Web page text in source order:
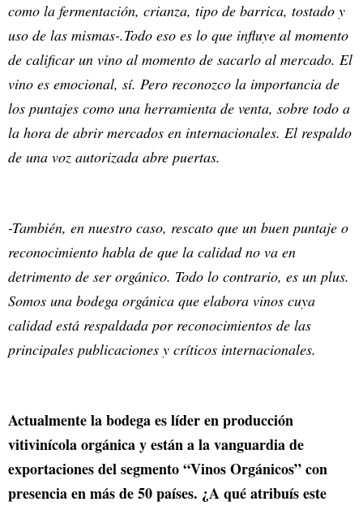
como la fermentación, crianza, tipo de barrica, tostado y
uso de las mismas-.Todo eso es lo que influye al momento
de calificar un vino al momento de sacarlo al mercado. El
vino es emocional, sí. Pero reconozco la importancia de
los puntajes como una herramienta de venta, sobre todo a
la hora de abrir mercados en internacionales. El respaldo
de una voz autorizada abre puertas.
-También, en nuestro caso, rescato que un buen puntaje o
reconocimiento habla de que la calidad no va en
detrimento de ser orgánico. Todo lo contrario, es un plus.
Somos una bodega orgánica que elabora vinos cuya
calidad está respaldada por reconocimientos de las
principales publicaciones y críticos internacionales.
Actualmente la bodega es líder en producción
vitivinícola orgánica y están a la vanguardia de
exportaciones del segmento “Vinos Orgánicos” con
presencia en más de 50 países. ¿A qué atribuís este